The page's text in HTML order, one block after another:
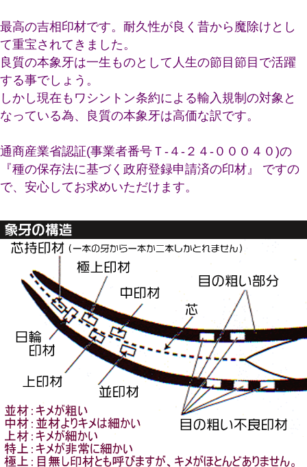
最高の吉相印材です。耐久性が良く昔から魔除けとし
て重宝されてきました。
良質の本象牙は一生ものとして人生の節目節目で活躍
する事でしょう。
しかし現在もワシントン条約による輸入規制の対象と
なっている為、良質の本象牙は高価な訳です。
通商産業省認証(事業者番号Ｔ-４-２４-０００４０)の
『種の保存法に基づく政府登録申請済の印材』 ですの
で、安心してお求めいただけます。